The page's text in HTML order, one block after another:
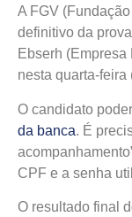
A FGV
definitivo da
Ebserh
nesta quarta-feira
O candidato
da banca. É
CPF e a senha
O resultado final